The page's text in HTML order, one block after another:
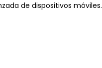
de dispositivos móviles.